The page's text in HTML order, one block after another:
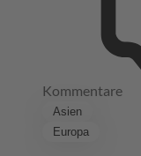
Kommentare
Asien
Europa